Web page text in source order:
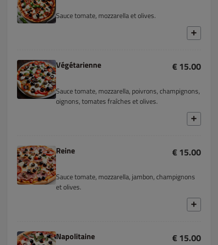
Sauce tomate, mozzarella et olives.
Végétarienne € 15.00
Sauce tomate, mozzarella, poivrons, champignons,
oignons, tomates fraîches et olives.
Reine € 15.00
Sauce tomate, mozzarella, jambon, champignons
et olives.
Napolitaine € 15.00